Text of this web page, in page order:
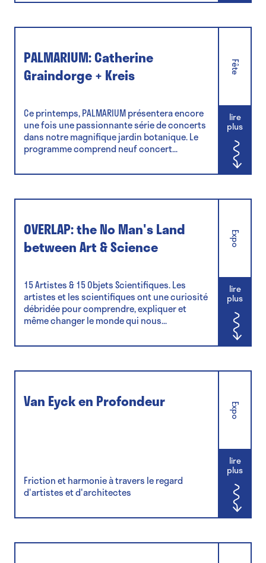
PALMARIUM: Catherine
Graindorge + Kreis
Ce printemps, PALMARIUM présentera encore
une fois une passionnante série de concerts
dans notre magnifique jardin botanique. Le
programme comprend neuf concert...
Fête
lire
plus
OVERLAP: the No Man's Land
between Art & Science
15 Artistes & 15 Objets Scientifiques. Les
artistes et les scientifiques ont une curiosité
débridée pour comprendre, expliquer et
même changer le monde qui nous...
Expo
lire
plus
Van Eyck en Profondeur
Friction et harmonie à travers le regard
d'artistes et d'architectes
Expo
lire
plus